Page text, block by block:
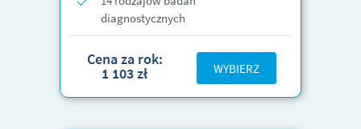
diagnostycznych
Cena za rok:
1 103 zł WYBIERZ